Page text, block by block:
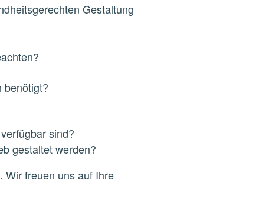
Gestaltung
benötigt?
sind?
gestaltet werden?
Wir freuen uns auf Ihre